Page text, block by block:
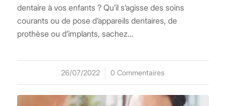
dentaire à vos enfants ? Qu’il s’agisse des soins
courants ou de pose d’appareils dentaires, de
prothèse ou d’implants, sachez…
26/07/2022
/ 0 Commentaires